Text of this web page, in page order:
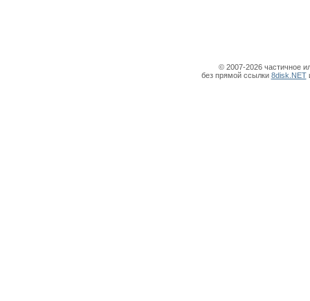
© 2007-2026 частичное
без прямой ссылки 8disk.NET